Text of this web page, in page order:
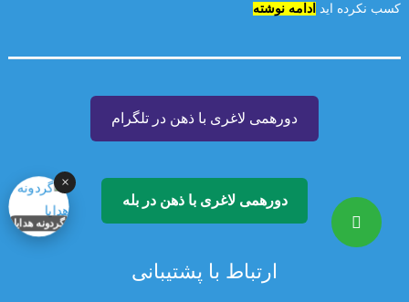
کسب نکرده اید
ادامه نوشته
دورهمی لاغری با ذهن در تلگرام
دورهمی لاغری با ذهن در بله
ارتباط با پشتیبانی
×
گردونه هدایا